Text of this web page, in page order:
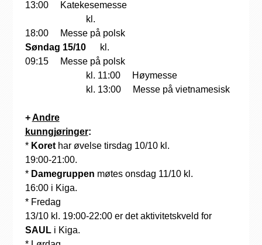
13:00 Katekesemesse
kl.
18:00 Messe på polsk
Søndag 15/10kl.
09:15 Messe på polsk
kl. 11:00 Høymesse
kl. 13:00 Messe på vietnamesisk
+ Andre
kunngjøringer:
* Korethar øvelse tirsdag 10/10 kl.
19:00-21:00.
* Damegruppen møtes onsdag 11/10 kl.
16:00 i Kiga.
* Fredag
13/10 kl. 19:00-22:00 er det aktivitetskveld for
SAULi Kiga.